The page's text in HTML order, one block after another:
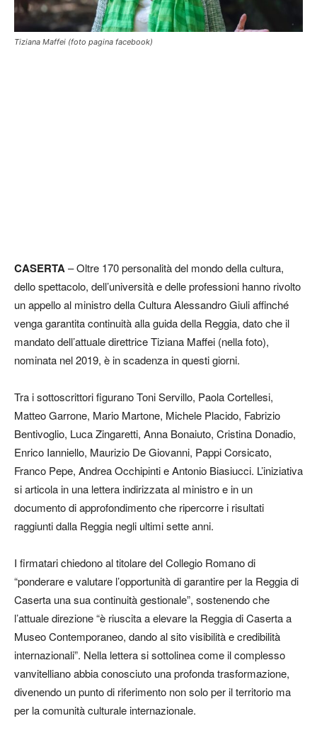
Tiziana Maffei (foto pagina facebook)
CASERTA– Oltre 170 personalità del mondo della cultura,
dello spettacolo, dell’università e delle professioni hanno rivolto
un appello al ministro della Cultura Alessandro Giuli affinché
venga garantita continuità alla guida della Reggia, dato che il
mandato dell’attuale direttrice Tiziana Maffei (nella foto),
nominata nel 2019, è in scadenza in questi giorni.
Tra i sottoscrittori figurano Toni Servillo, Paola Cortellesi,
Matteo Garrone, Mario Martone, Michele Placido, Fabrizio
Bentivoglio, Luca Zingaretti, Anna Bonaiuto, Cristina Donadio,
Enrico Ianniello, Maurizio De Giovanni, Pappi Corsicato,
Franco Pepe, Andrea Occhipinti e Antonio Biasiucci. L’iniziativa
si articola in una lettera indirizzata al ministro e in un
documento di approfondimento che ripercorre i risultati
raggiunti dalla Reggia negli ultimi sette anni.
I firmatari chiedono al titolare del Collegio Romano di
“ponderare e valutare l’opportunità di garantire per la Reggia di
Caserta una sua continuità gestionale”, sostenendo che
l’attuale direzione “è riuscita a elevare la Reggia di Caserta a
Museo Contemporaneo, dando al sito visibilità e credibilità
internazionali”. Nella lettera si sottolinea come il complesso
vanvitelliano abbia conosciuto una profonda trasformazione,
divenendo un punto di riferimento non solo per il territorio ma
per la comunità culturale internazionale.